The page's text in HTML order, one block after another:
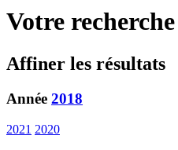
Votre
Affiner les résultats
Année 2018
2021 2020